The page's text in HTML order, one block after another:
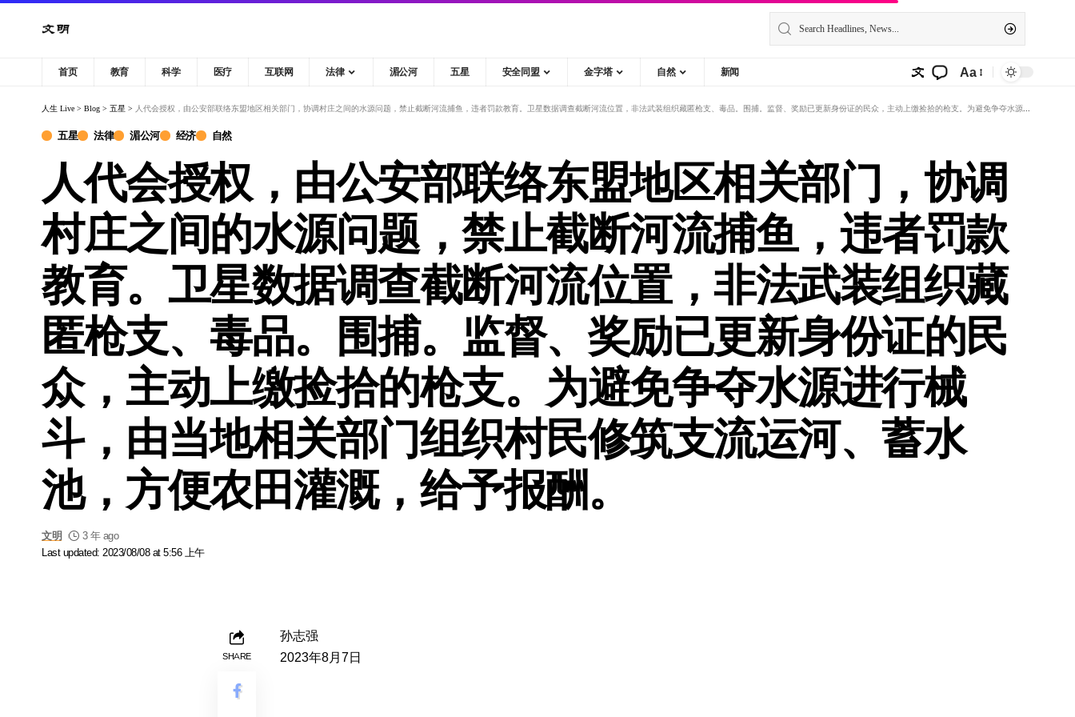
首页 教育 科学 医疗 互联网 法律 湄公河 五星 安全同盟 金字塔 自然 新闻 Aa
人生 Live > Blog > 五星 > 人代会授权，由公安部联络东盟地区相关部门，协调村庄之间的水源问题，禁止截断河流捕鱼，违者罚款教育。卫星数据调查截断河流位置，非法武装组织藏匿枪支、毒品。围捕。监督、奖励已更新身份证的民众，主动上缴捡拾的枪支。为避免争夺水源进行械斗，由当地相关部门组织村民修筑支流运河、蓄水池，方便农田灌溉，给予报酬。
五星 法律 湄公河 经济 自然
人代会授权，由公安部联络东盟地区相关部门，协调
村庄之间的水源问题，禁止截断河流捕鱼，违者罚款
教育。卫星数据调查截断河流位置，非法武装组织藏
匿枪支、毒品。围捕。监督、奖励已更新身份证的民
众，主动上缴捡拾的枪支。为避免争夺水源进行械
斗，由当地相关部门组织村民修筑支流运河、蓄水
池，方便农田灌溉，给予报酬。
Last updated: 2023/08/08 at 5:56 上午
文明 3 年 ago
SHARE
孙志强
2023年8月7日